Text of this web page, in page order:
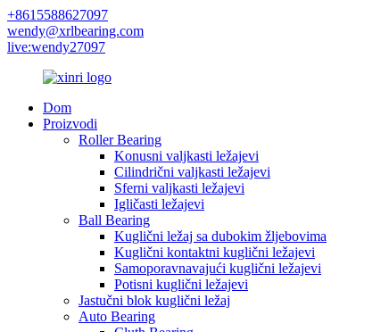
+8615588627097
wendy@xrlbearing.com
live:wendy27097
Dom
Proizvodi
Roller Bearing
Konusni valjkasti ležajevi
Cilindrični valjkasti ležajevi
Sferni valjkasti ležajevi
Igličasti ležajevi
Ball Bearing
Kuglični ležaj sa dubokim žljebovima
Kuglični kontaktni kuglični ležajevi
Samoporavnavajući kuglični ležajevi
Potisni kuglični ležajevi
Jastučni blok kuglični ležaj
Auto Bearing